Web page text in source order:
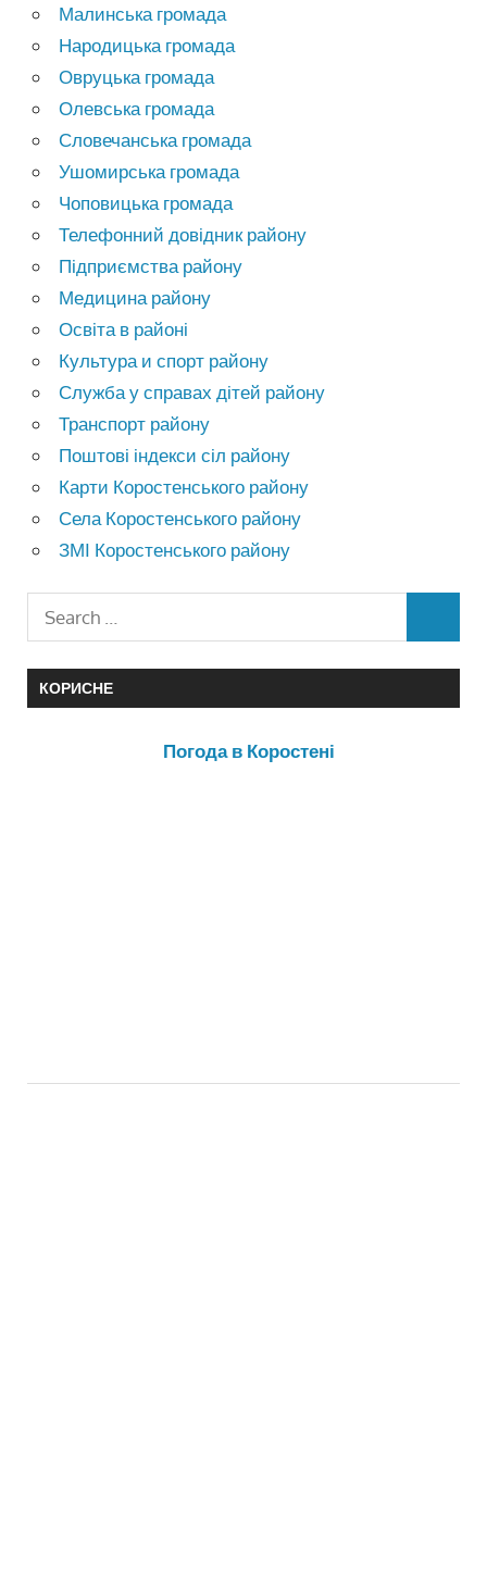
Малинська громада
Народицька громада
Овруцька громада
Олевська громада
Словечанська громада
Ушомирська громада
Чоповицька громада
Телефонний довідник району
Підприємства району
Медицина району
Освіта в районі
Культура и спорт району
Служба у справах дітей району
Транспорт району
Поштові індекси сіл району
Карти Коростенського району
Села Коростенського району
ЗМІ Коростенського району
КОРИСНЕ
Погода в Коростені